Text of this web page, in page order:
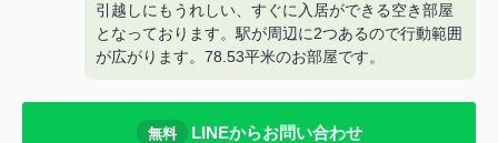
引越しにもうれしい、すぐに入居ができる空き部屋
となっております。駅が周辺に2つあるので行動範囲
が広がります。78.53平米のお部屋です。
無料 LINEからお問い合わせ